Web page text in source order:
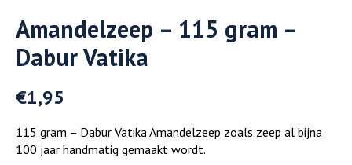
Amandelzeep – 115 gram –
Dabur Vatika
€1,95
115 gram – Dabur Vatika Amandelzeep zoals zeep al bijna
100 jaar handmatig gemaakt wordt.